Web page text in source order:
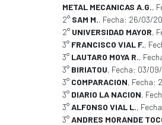
METAL MECANICAS A.G.,
2° SAM M., Fecha: 26/03/
2° UNIVERSIDAD MAYOR,
3° FRANCISCO VIAL F.,
3° LAUTARO MOYA R.,
3° BIRIATOU, Fecha: 03/
3° COMPARACION, Fecha:
3° DIARIO LA NACION,
3°ALFONSO VIAL L.,
3°ANDRES MORANDE